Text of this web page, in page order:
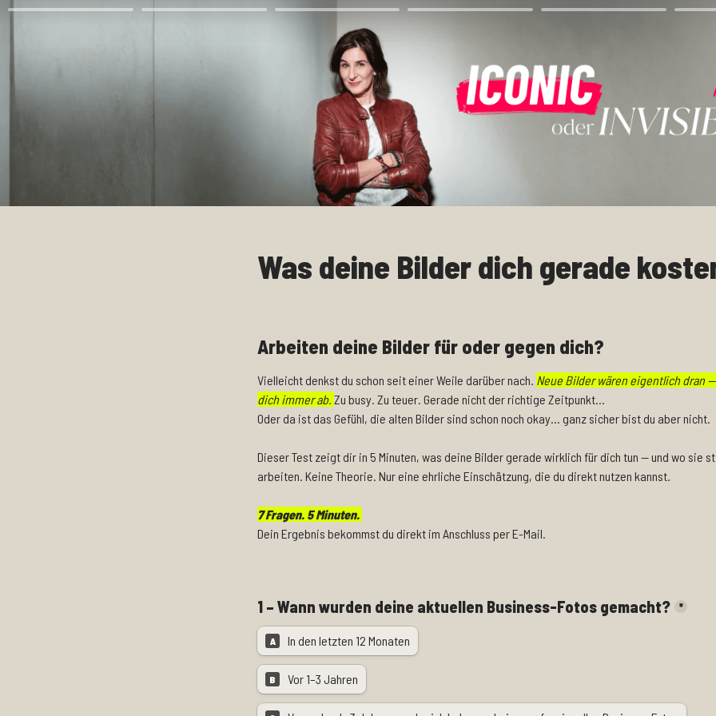
Was deine Bilder dich gerade
Arbeiten deine Bilder für oder gegen dich?
Vielleicht denkst du schon seit einer Weile darüber nach. Neue Bilder wären eigentlich dran
dich immer ab. Zu busy. Zu teuer. Gerade nicht der richtige Zeitpunkt...
Oder da ist das Gefühl, die alten Bilder sind schon noch okay... ganz sicher bist du aber nicht.
Dieser Test zeigt dir in 5 Minuten, was deine Bilder gerade wirklich für dich tun — und wo sie
arbeiten. Keine Theorie. Nur eine ehrliche Einschätzung, die du direkt nutzen kannst.
7 Fragen. 5 Minuten.
Dein Ergebnis bekommst du direkt im Anschluss per E-Mail.
1 – Wann wurden deine aktuellen Business-Fotos gemacht? *
A In den letzten 12 Monaten
B Vor 1–3 Jahren